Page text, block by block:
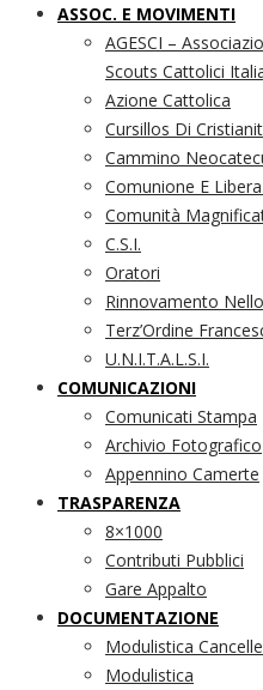
ASSOC. E MOVIMENTI
AGESCI –
Scouts Cattolici
Azione Cattolica
Cursillos Di
Cammino
Comunione E
Comunità
C.S.I.
Oratori
Rinnovamento
Terz’Ordine
U.N.I.T.A.L.S.I.
COMUNICAZIONI
Comunicati Stampa
Archivio Fotografico
Appennino Camerte
TRASPARENZA
8×1000
Contributi Pubblici
Gare Appalto
DOCUMENTAZIONE
Modulistica
Modulistica